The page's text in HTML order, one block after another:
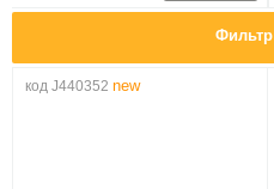
Фильтр
код J440352 new